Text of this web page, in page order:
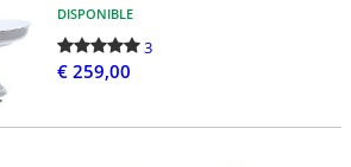
DISPONIBLE
3
€ 259,00